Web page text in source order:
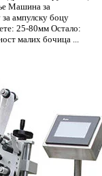
Машина за
ампулску боцу
25-80мм Остало:
малих бочица ...